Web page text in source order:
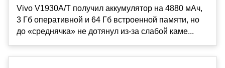
Vivo V1930A/T получил аккумулятор на 4880 мАч,
3 Гб оперативной и 64 Гб встроенной памяти, но
до «среднячка» не дотянул из-за слабой каме...